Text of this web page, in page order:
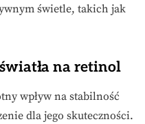
świetle, takich jak
na retinol
wpływ na stabilność
dla jego skuteczności.